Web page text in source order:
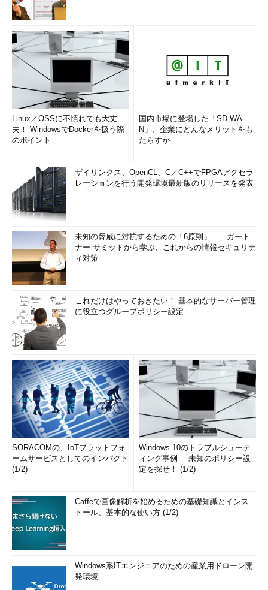
Linux／OSSに不慣れでも大丈
夫！ WindowsでDockerを扱う際
のポイント
国内市場に登場した「SD-WA
N」、企業にどんなメリットをも
たらすか
ザイリンクス、OpenCL、C／C++でFPGAアクセラ
レーションを行う開発環境最新版のリリースを発表
未知の脅威に対抗するための「6原則」――ガート
ナー サミットから学ぶ、これからの情報セキュリテ
ィ対策
これだけはやっておきたい！ 基本的なサーバー管理
に役立つグループポリシー設定
SORACOMの、IoTプラットフォ
ームサービスとしてのインパクト
(1/2)
Windows 10のトラブルシューテ
ィング事例──未知のポリシー設
定を探せ！ (1/2)
Caffeで画像解析を始めるための基礎知識とインス
トール、基本的な使い方 (1/2)
Windows系ITエンジニアのための産業用ドローン開
発環境